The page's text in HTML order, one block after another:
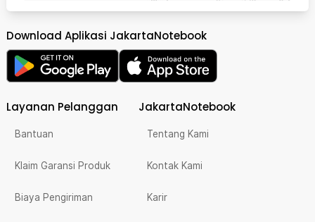
Download Aplikasi JakartaNotebook
Layanan Pelanggan
Bantuan
Klaim Garansi Produk
Biaya Pengiriman
JakartaNotebook
Tentang Kami
Kontak Kami
Karir